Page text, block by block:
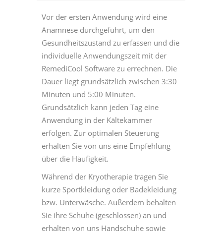
Vor der ersten Anwendung wird eine
Anamnese durchgeführt, um den
Gesundheitszustand zu erfassen und die
individuelle Anwendungszeit mit der
RemediCool Software zu errechnen. Die
Dauer liegt grundsätzlich zwischen 3:30
Minuten und 5:00 Minuten.
Grundsätzlich kann jeden Tag eine
Anwendung in der Kältekammer
erfolgen. Zur optimalen Steuerung
erhalten Sie von uns eine Empfehlung
über die Häufigkeit.
Während der Kryotherapie tragen Sie
kurze Sportkleidung oder Badekleidung
bzw. Unterwäsche. Außerdem behalten
Sie ihre Schuhe (geschlossen) an und
erhalten von uns Handschuhe sowie